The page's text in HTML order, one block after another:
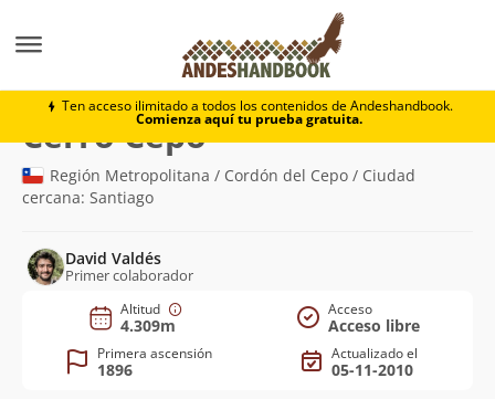
Ten acceso ilimitado a todos los contenidos de Andeshandbook.
Comienza aquí tu prueba gratuita.
Cerro Cepo
Cerro Cepo(4.309m)
Región Metropolitana / Cordón del Cepo / Ciudad
cercana: Santiago
David Valdés
Primer colaborador
Altitud
4.309m
Acceso
Acceso libre
Primera ascensión
1896
Actualizado el
05-11-2010